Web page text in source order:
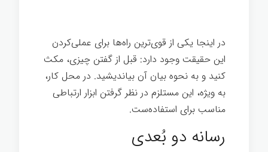
در اینجا یکی از قوی‌ترین راه‌ها برای عملی‌کردن
این حقیقت وجود دارد: قبل از گفتن چیزی، مکث
کنید و به نحوه بیان آن بیاندیشید. در محل کار،
به ویژه، این مستلزم در نظر گرفتن ابزار ارتباطی
مناسب برای استفاده‌ست.
رسانه دو بُعدی